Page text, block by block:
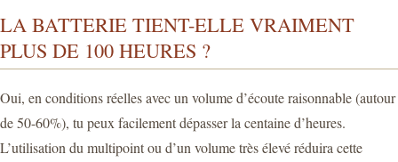
LA BATTERIE TIENT-ELLE VRAIMENT
PLUS DE 100 HEURES ?
Oui, en conditions réelles avec un volume d’écoute raisonnable (autour
de 50-60%), tu peux facilement dépasser la centaine d’heures.
L’utilisation du multipoint ou d’un volume très élevé réduira cette